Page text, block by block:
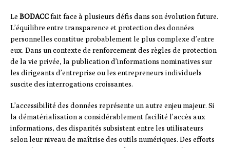
Le BODACCfait face à plusieurs défis dans son évolution future.
L’équilibre entre transparence et protection des données
personnelles constitue probablement le plus complexe d’entre
eux. Dans un contexte de renforcement des règles de protection
de la vie privée, la publication d’informations nominatives sur
les dirigeants d’entreprise ou les entrepreneurs individuels
suscite des interrogations croissantes.
L’accessibilité des données représente un autre enjeu majeur. Si
la dématérialisation a considérablement facilité l’accès aux
informations, des disparités subsistent entre les utilisateurs
selon leur niveau de maîtrise des outils numériques. Des efforts